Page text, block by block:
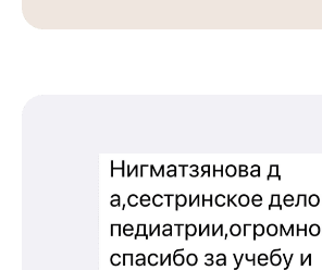
Юридический адрес: 107031, г.Москва, вн.тер.г.
Муниципальный Округ Мещанский, ул Кузнецкий
Мост, д. 19, стр.2